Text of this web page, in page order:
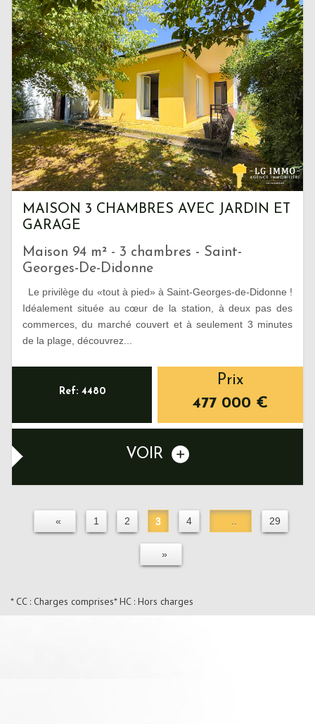
MAISON 3 CHAMBRES AVEC JARDIN ET
GARAGE
Maison 94 m² - 3 chambres - Saint-
Georges-De-Didonne
Le privilège du «tout à pied» à Saint-Georges-de-Didonne !
Idéalement située au cœur de la station, à deux pas des
commerces, du marché couvert et à seulement 3 minutes
de la plage, découvrez...
Ref: 4480
Prix
477 000 €
VOIR
« 1 2 3 4 29
»
* CC : Charges comprises* HC : Hors charges